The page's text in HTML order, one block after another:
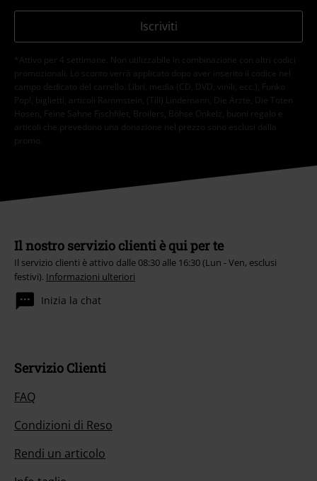
Iscriviti
*Attivo per 4 settimane. Non utilizzabile in combinazione con altri codici
promozionali. Lo sconto verrà applicato dopo aver inserito il codice nel
campo dedicato del carrello. Libri, media (CD, DVD, vinili, ecc.), Funko
Pop!, biglietti, articoli Rammstein, (Till) Lindemann, Die Ärzte, Die Toten
Hosen, Feine Sahne Fischfilet, Broilers, Böhse Onkelz, buoni regalo e
articoli che prevedono una donazione nel prezzo sono esclusi dalla
promo.
Il nostro servizio clienti è qui per te
Il servizio clienti è attivo dalle 08:30 alle 16:30 (Lun - Ven, esclusi
festivi). Informazioni ulteriori
Inizia la chat
Servizio Clienti
FAQ
Condizioni di Reso
Rendi un articolo